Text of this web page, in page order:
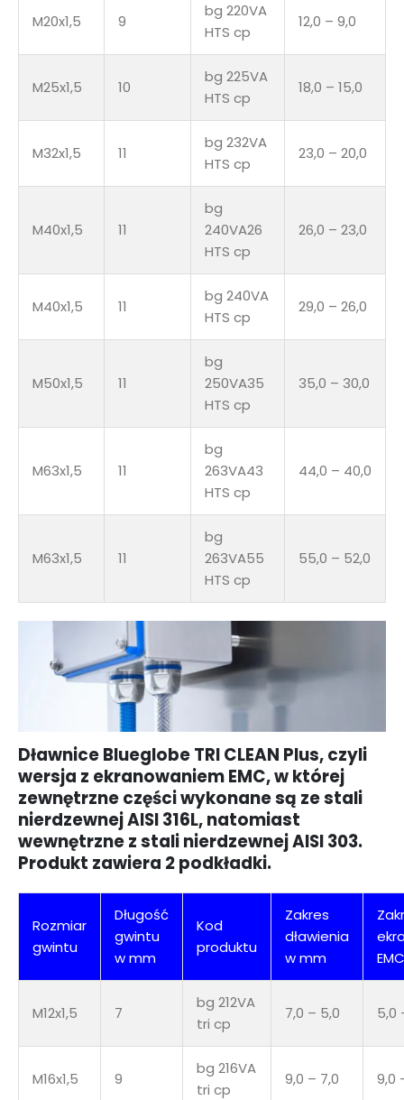
M20x1,5 9
bg 220VA
HTS cp
12,0 – 9,0
M25x1,5 10
bg 225VA
HTS cp
18,0 – 15,0
M32x1,5 11
bg 232VA
HTS cp
23,0 – 20,0
M40x1,5 11
bg
240VA26
HTS cp
26,0 – 23,0
M40x1,5 11
bg 240VA
HTS cp
29,0 – 26,0
M50x1,5 11
bg
250VA35
HTS cp
35,0 – 30,0
M63x1,5 11
bg
263VA43
HTS cp
44,0 – 40,0
M63x1,5 11
bg
263VA55
HTS cp
55,0 – 52,0
Dławnice Blueglobe TRI CLEAN Plus, czyli
wersja z ekranowaniem EMC, w której
zewnętrzne części wykonane są ze stali
nierdzewnej AISI 316L, natomiast
wewnętrzne z stali nierdzewnej AISI 303.
Produkt zawiera 2 podkładki.
Rozmiar
gwintu
Długość
gwintu
w mm
Kod
produktu
Zakres
dławienia
w mm
EMC
M12x1,5 7
bg 212VA
tri cp
7,0 – 5,0 5,0
M16x1,5 9
bg 216VA
tri cp
9,0 – 7,0 9,0